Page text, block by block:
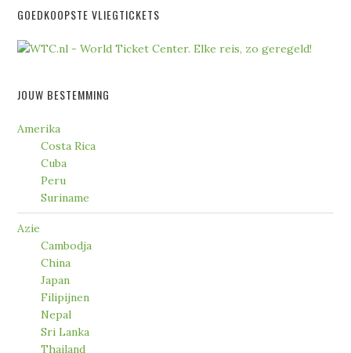
GOEDKOOPSTE VLIEGTICKETS
JOUW BESTEMMING
Amerika
Costa Rica
Cuba
Peru
Suriname
Azie
Cambodja
China
Japan
Filipijnen
Nepal
Sri Lanka
Thailand